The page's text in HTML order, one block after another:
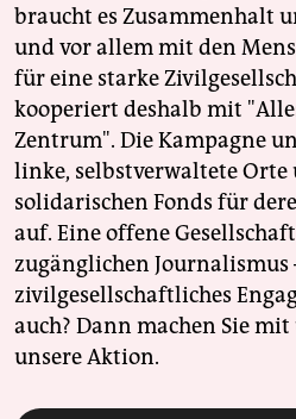
braucht es Zusammenhalt
und vor allem mit den
für eine starke
kooperiert deshalb mit
Zentrum". Die Kampagne
linke, selbstverwaltete Orte
solidarischen Fonds für
auf. Eine offene
zugänglichen Journalismus
zivilgesellschaftliches
auch? Dann machen Sie
unsere Aktion.